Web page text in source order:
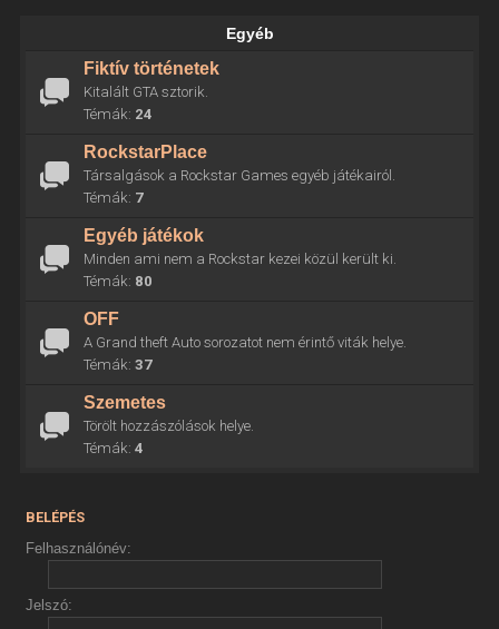
Egyéb
Fiktív történetek
Kitalált GTA sztorik.
Témák: 24
RockstarPlace
Társalgások a Rockstar Games egyéb játékairól.
Témák: 7
Egyéb játékok
Minden ami nem a Rockstar kezei közül került ki.
Témák: 80
OFF
A Grand theft Auto sorozatot nem érintő viták helye.
Témák: 37
Szemetes
Törölt hozzászólások helye.
Témák: 4
BELÉPÉS
Felhasználónév:
Jelszó: